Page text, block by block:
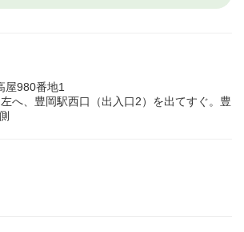
屋980番地1
へ、豊岡駅西口（出入口2）を出てすぐ。豊